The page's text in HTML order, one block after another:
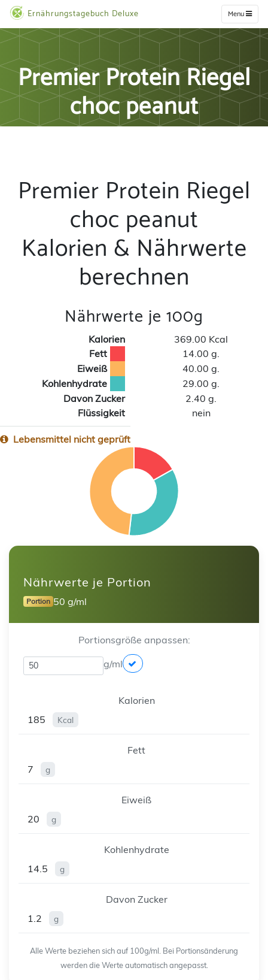
Ernährungstagebuch Deluxe Menu
Premier Protein Riegel
choc peanut
Premier Protein Riegel
choc peanut
Kalorien & Nährwerte
berechnen
Nährwerte je 100g
Kalorien
369.00 Kcal
Fett
14.00 g.
Eiweiß
40.00 g.
Kohlenhydrate
29.00 g.
Davon Zucker
2.40 g.
Flüssigkeit
nein
Lebensmittel nicht geprüft
Nährwerte je Portion
Portion 50 g/ml
Portionsgröße anpassen:
g/ml
Kalorien
185
Kcal
Fett
7
g
Eiweiß
20
g
Kohlenhydrate
14.5
g
Davon Zucker
1.2
g
Alle Werte beziehen sich auf 100g/ml. Bei Portionsänderung
werden die Werte automatisch angepasst.